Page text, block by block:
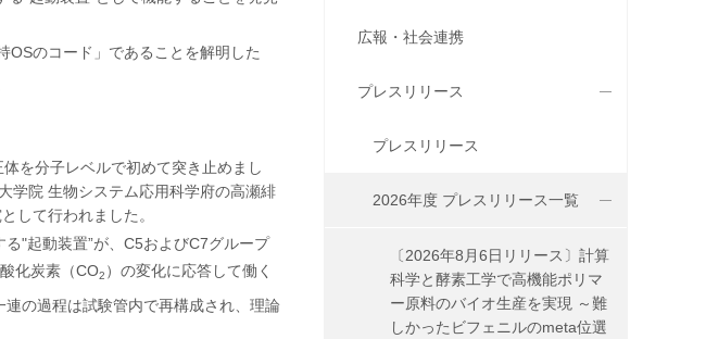
OSのコード」であることを解明した
を分子レベルで初めて突き止めまし
学院 生物システム応用科学府の高瀬緋
して行われました。
る"起動装置”が、C5およびC7グループ
化炭素（CO2 ）の変化に応答して働く
の過程は試験管内で再構成され、理論
広報・社会連携
プレスリリース
プレスリリース
2026年度 プレスリリース一覧
〔2026年8月6日リリース〕計算
科学と酵素工学で高機能ポリマ
ー原料のバイオ生産を実現 ～難
しかったビフェニルのmeta位選